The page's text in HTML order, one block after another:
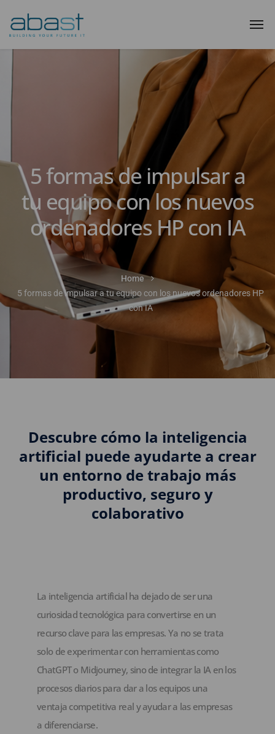
5 formas de impulsar a
tu equipo con los nuevos
ordenadores HP con IA
Home
5 formas de impulsar a tu equipo con los nuevos ordenadores HP
con IA
Descubre cómo la inteligencia
artificial puede ayudarte a crear
un entorno de trabajo más
productivo, seguro y
colaborativo
La inteligencia artificial ha dejado de ser una
curiosidad tecnológica para convertirse en un
recurso clave para las empresas. Ya no se trata
solo de experimentar con herramientas como
ChatGPT o Midjourney, sino de integrar la IA en los
procesos diarios para dar a los equipos una
ventaja competitiva real y ayudar a las empresas
a diferenciarse.